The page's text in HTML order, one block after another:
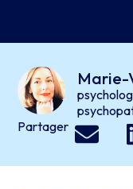
Marie-
Partager